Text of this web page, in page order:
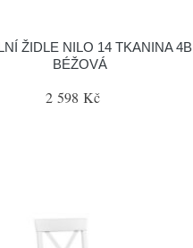
ŽIDLE NILO 14 TKANINA 4B
BÉŽOVÁ
2 598 Kč